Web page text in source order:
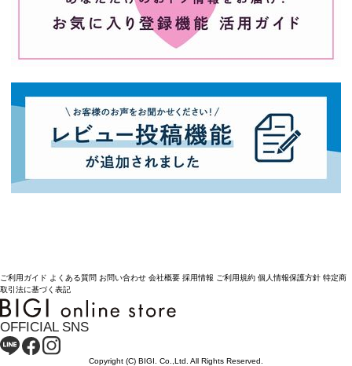
ご利用ガイド よくある質問 お問い合わせ 会社概要 採用情報 ご利用規約 個人情報保護方針 特定商
取引法に基づく表記
OFFICIAL SNS
Copyright (C) BIGI. Co.,Ltd. All Rights Reserved.